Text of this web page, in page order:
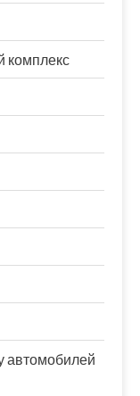
комплекс
автомобилей